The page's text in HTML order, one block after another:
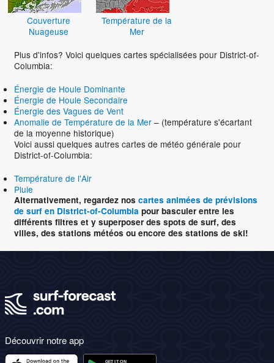
Couverture
Nuageuse
Température de la
Mer
Plus d'infos? Voici quelques cartes spécialisées pour District-of-
Columbia:
Énergie de Houle Dominante
Énergie de Houle Secondaire
Énergie des Vagues de Vent
Anomalie de Température de la Mer – (température s'écartant
de la moyenne historique)
Voici aussi quelques autres cartes de météo générale pour
District-of-Columbia:
Température de l'Air
Pluie
Alternativement, regardez nos cartes animées de prévisions
de surf en District-of-Columbia pour basculer entre les
différents filtres et y superposer des spots de surf, des
villes, des stations météos ou encore des stations de ski!
Découvrir notre app